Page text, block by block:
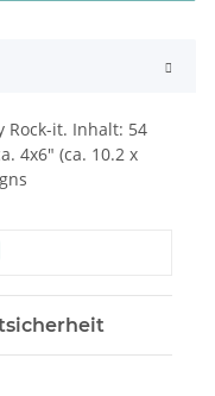
Rock-it. Inhalt: 54
4x6" (ca. 10.2 x